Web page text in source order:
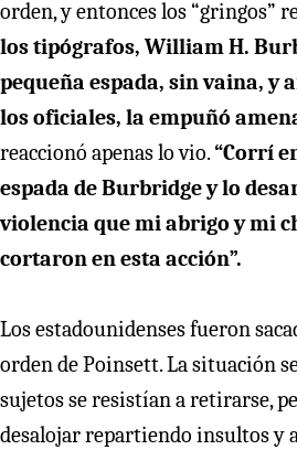
orden, y entonces los “gringos”
los tipógrafos, William H.
pequeña espada, sin vaina, y
los oficiales, la empuñó
reaccionó apenas lo vio.“Corrí
espada de Burbridge y lo
violencia que mi abrigo y mi
cortaron en esta acción”.
Los estadounidenses fueron
orden de Poinsett. La situación
sujetos se resistían a retirarse,
desalojar repartiendo insultos y